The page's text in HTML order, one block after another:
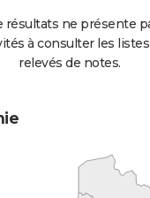
résultats ne présente
à consulter les
relevés de notes.